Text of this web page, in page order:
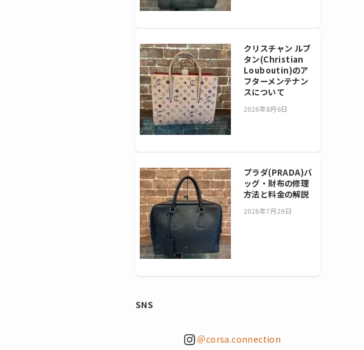
クリスチャン ルブ
タン(Christian
Louboutin)のア
フターメンテナン
スについて
2026年8月6日
プラダ(PRADA)バ
ッグ・財布の修理
方法と料金の解説
2026年7月29日
SNS
Instagram ＠corsa.connection